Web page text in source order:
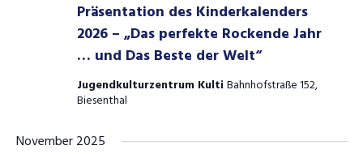
Präsentation des Kinderkalenders
2026 – „Das perfekte Rockende Jahr
… und Das Beste der Welt“
Jugendkulturzentrum KultiBahnhofstraße 152,
Biesenthal
November 2025